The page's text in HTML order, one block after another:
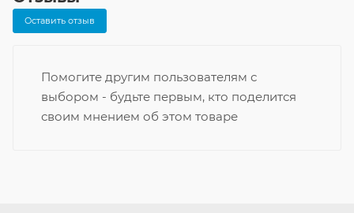
Оставить отзыв
Помогите другим пользователям с
выбором - будьте первым, кто поделится
своим мнением об этом товаре